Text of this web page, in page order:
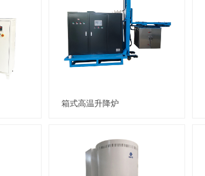
箱式高温升降炉